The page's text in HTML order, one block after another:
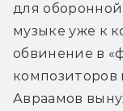
для
музыке уже к
обвинение в
композиторов
Авраамов